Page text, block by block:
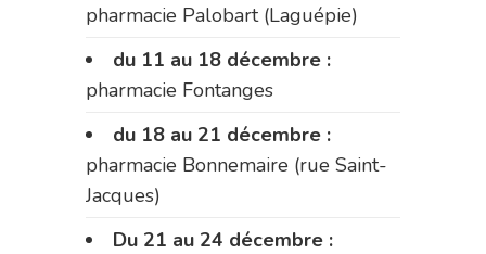
pharmacie Palobart (Laguépie)
du 11 au 18 décembre :
pharmacie Fontanges
du 18 au 21 décembre :
pharmacie Bonnemaire (rue Saint-
Jacques)
Du 21 au 24 décembre :